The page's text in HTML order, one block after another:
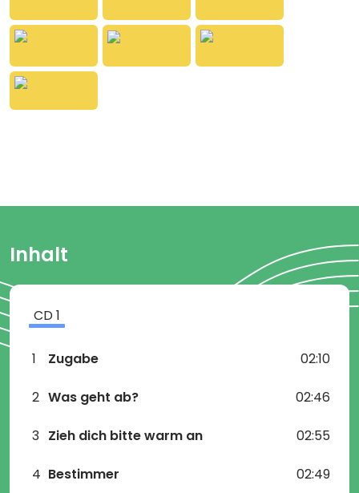
Inhalt
CD1
1 Zugabe 02:10
2 Was geht ab? 02:46
3 Zieh dich bitte warm an 02:55
4 Bestimmer 02:49